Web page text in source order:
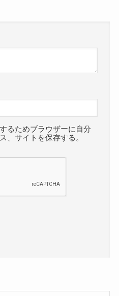
るためブラウザーに自分
、サイトを保存する。